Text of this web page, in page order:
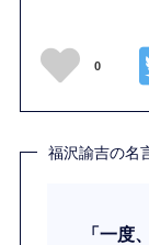
0
福沢諭吉の名
「一度